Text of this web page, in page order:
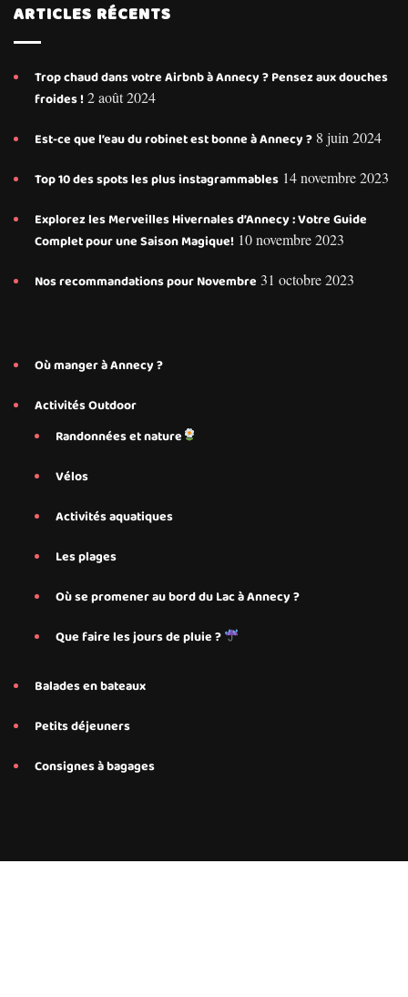
ARTICLES RÉCENTS
Trop chaud dans votre Airbnb à Annecy ? Pensez aux douches
froides ! 2 août 2024
Est-ce que l’eau du robinet est bonne à Annecy ? 8 juin 2024
Top 10 des spots les plus instagrammables 14 novembre 2023
Explorez les Merveilles Hivernales d’Annecy : Votre Guide
Complet pour une Saison Magique! 10 novembre 2023
Nos recommandations pour Novembre 31 octobre 2023
Où manger à Annecy ?
Activités Outdoor
Randonnées et nature
Vélos
Activités aquatiques
Les plages
Où se promener au bord du Lac à Annecy ?
Que faire les jours de pluie ?
Balades en bateaux
Petits déjeuners
Consignes à bagages